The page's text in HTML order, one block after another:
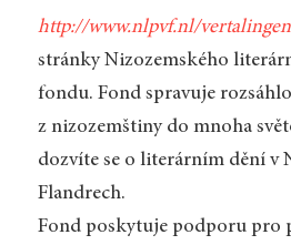
http://www.nlpvf.nl/
stránky Nizozemského
fondu. Fond spravuje
z nizozemštiny do mnoha
dozvíte se o literárním dění v
Flandrech.
Fond poskytuje podporu pro